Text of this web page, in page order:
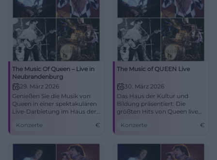
The Music Of Queen – Live in
Neubrandenburg
29. März 2026
Genießen Sie die Musik von
Queen in einer spektakulären
Live-Darbietung im Haus der
Show für alle Rock- und Pop-
Konzerte €
The Music of QUEEN Live
30. März 2026
Das Haus der Kultur und
Bildung präsentiert: Die
größten Hits von Queen live
Findling.
Konzerte €